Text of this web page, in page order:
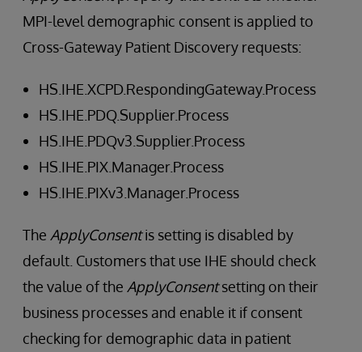
MPI-level demographic consent is applied to
Cross-Gateway Patient Discovery requests:
HS.IHE.XCPD.RespondingGateway.Process
HS.IHE.PDQ.Supplier.Process
HS.IHE.PDQv3.Supplier.Process
HS.IHE.PIX.Manager.Process
HS.IHE.PIXv3.Manager.Process
The ApplyConsentis setting is disabled by
default. Customers that use IHE should check
the value of the ApplyConsentsetting on their
business processes and enable it if consent
checking for demographic data in patient